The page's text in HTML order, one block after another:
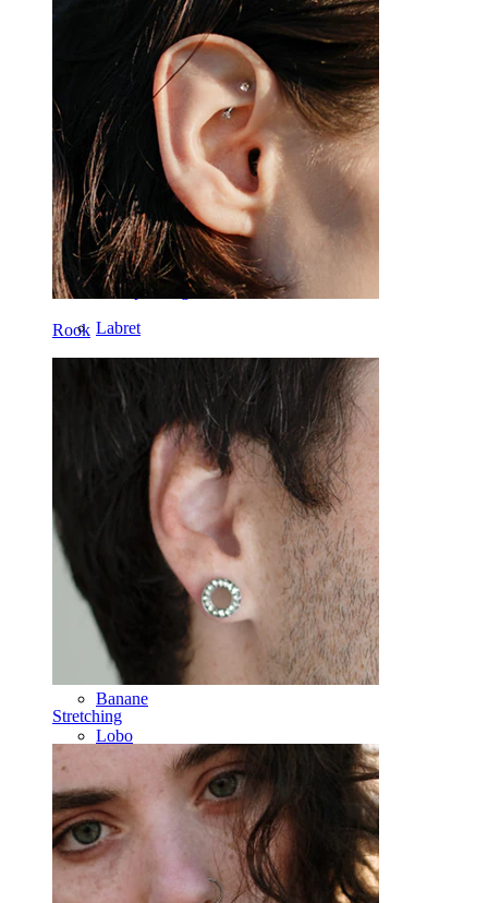
Rook
Stretching
Capezzolo
Industrial
Dermal
Helix
Orecchio
Septum
Oro 14K
Fake piercing
Labret
Naso
Tragus
Ferri di cavallo
Cerchi
Attrezzi
Banane
Lobo